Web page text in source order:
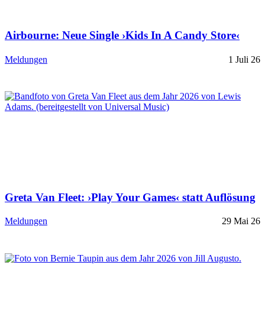
Airbourne: Neue Single ›Kids In A Candy Store‹
Meldungen 1 Juli 26
Greta Van Fleet: ›Play Your Games‹ statt Auflösung
Meldungen 29 Mai 26